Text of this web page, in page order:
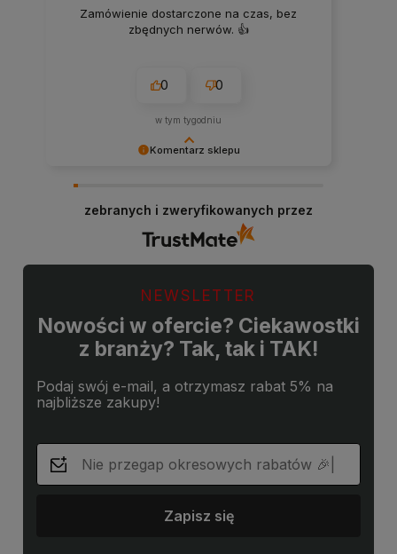
Komentarz sklepu
doświadczeniem. Jesteśmy szczęśliwi, że mamy
takich klientów. Z pozdrowieniami, obsługa
Zamówienie dostarczone na czas, bez
zbędnych nerwów. 👍️
0 0
w tym tygodniu
zebranych i zweryfikowanych przez
NEWSLETTER
Nowości w ofercie? Ciekawostki
z branży? Tak, tak i TAK!
Podaj swój e-mail, a otrzymasz rabat 5% na
najbliższe zakupy!
Zapisz się